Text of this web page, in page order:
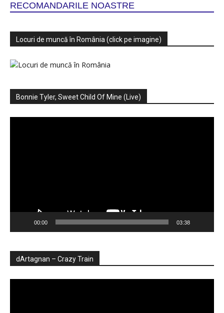
RECOMANDARILE NOASTRE
Locuri de muncă în România (click pe imagine)
Bonnie Tyler, Sweet Child Of Mine (Live)
00:00 03:38
dArtagnan – Crazy Train